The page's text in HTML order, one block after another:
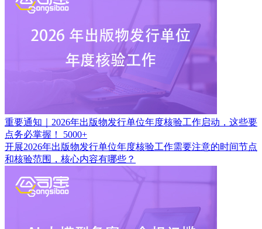
重要通知｜2026年出版物发行单位年度核验工作启动，这些要
点务必掌握！
5000+
开展2026年出版物发行单位年度核验工作需要注意的时间节点
和核验范围，核心内容有哪些？